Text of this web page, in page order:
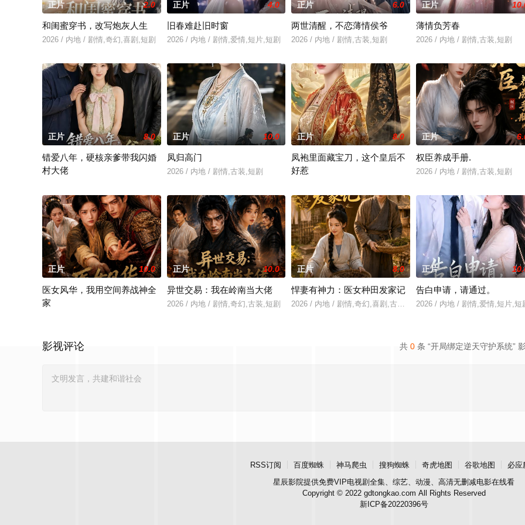
正片 2.0
和闺蜜穿书，改写炮灰人生
2026 / 内地 / 剧情,奇幻,喜剧,短剧
正片 4.0
旧春难赴旧时窗
2026 / 内地 / 剧情,爱情,短片,短剧
正片 6.0
两世清醒，不恋薄情侯爷
2026 / 内地 / 剧情,古装,短剧
正片
薄情负芳春
2026 / 内地 / 剧情,古装,短剧
正片 8.0
错爱八年，硬核亲爹带我闪婚
村大佬
正片 10.0
凤归高门
2026 / 内地 / 剧情,古装,短剧
正片 8.0
凤袍里面藏宝刀，这个皇后不
好惹
正片
权臣养成手册.
2026 / 内地 / 剧情,古装,短剧
正片 10.0
医女风华，我用空间养战神全
家
正片 10.0
异世交易：我在岭南当大佬
2026 / 内地 / 剧情,奇幻,古装,短剧
正片 8.0
悍妻有神力：医女种田发家记
2026 / 内地 / 剧情,奇幻,喜剧,古装,短剧
正片
告白申请，请通过。
2026 / 内地 / 剧情,爱情,短片,短
共 0 条 “开局绑定逆天守护系统”
影视评论
RSS订阅 百度蜘蛛 神马爬虫 搜狗蜘蛛 奇虎地图 谷歌地图
必应
星辰影院提供免费VIP电视剧全集、综艺、动漫、高清无删减电影在线看
Copyright © 2022 gdtongkao.com All Rights Reserved
新ICP备20220396号